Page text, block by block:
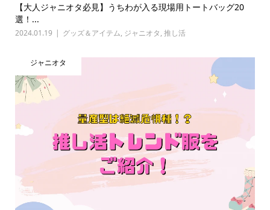
【大人ジャニオタ必見】うちわが入る現場用トートバッグ20
選！...
2024.01.19 グッズ＆アイテム, ジャニオタ, 推し活
ジャニオタ